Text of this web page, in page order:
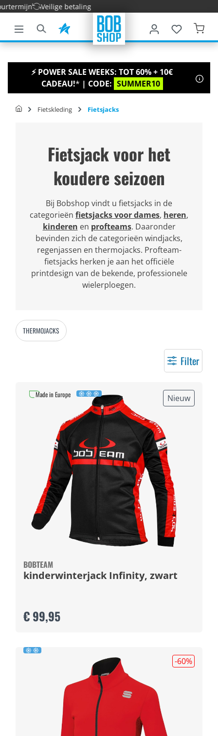
hoofdinhoud
Veilige betaling
⚡ POWER SALE WEEKS: TOT 60% + 10€
CADEAU!* | CODE: SUMMER10
Fietskleding Fietsjacks
Fietsjack voor het
koudere seizoen
Bij Bobshop vindt u fietsjacks in de
categorieën fietsjacks voor dames, heren,
kinderen en profteams. Daaronder
bevinden zich de categorieën windjacks,
regenjassen en thermojacks. Profteam-
fietsjacks herken je aan het officiële
printdesign van de bekende, professionele
wielerploegen.
THERMOJACKS
Filter
Nieuw
BOBTEAM
kinderwinterjack Infinity, zwart
€ 99,95
Made in Europe
-60%